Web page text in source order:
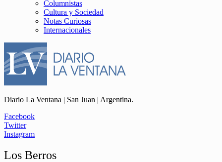
Columnistas
Cultura y Sociedad
Notas Curiosas
Internacionales
Diario La Ventana | San Juan | Argentina.
Facebook
Twitter
Instagram
Los Berros